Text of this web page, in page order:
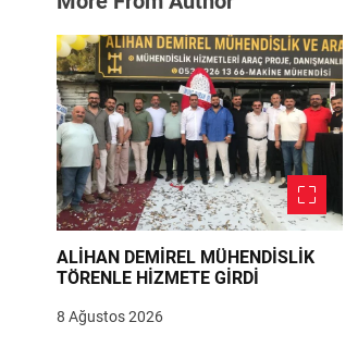
ALİHAN DEMİREL MÜHENDİSLİK
TÖRENLE HİZMETE GİRDİ
8 Ağustos 2026